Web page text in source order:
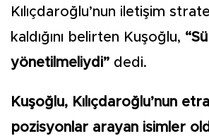
Kılıçdaroğlu’nun iletişim
kaldığını belirten Kuşoğlu,
yönetilmeliydi” dedi.
Kuşoğlu, Kılıçdaroğlu’nun
pozisyonlar arayan isimler